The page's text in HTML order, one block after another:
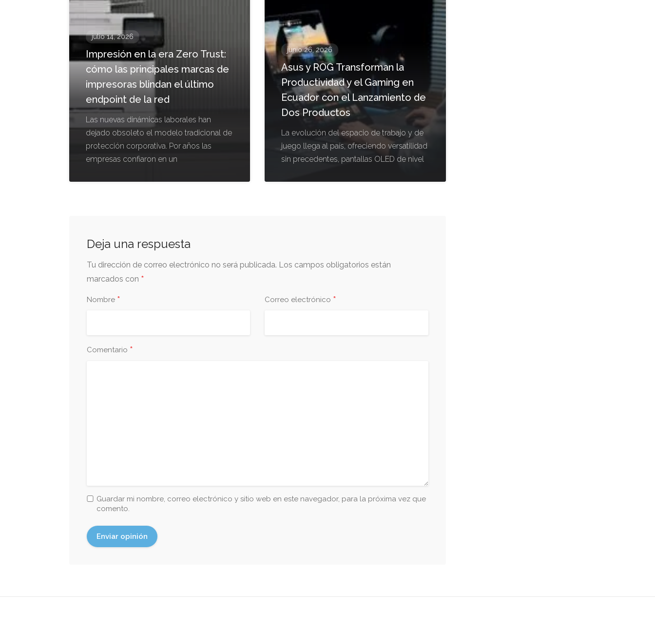
julio 14, 2026
Impresión en la era Zero Trust:
cómo las principales marcas de
impresoras blindan el último
endpoint de la red
Las nuevas dinámicas laborales han
dejado obsoleto el modelo tradicional de
protección corporativa. Por años las
empresas confiaron en un
junio 26, 2026
Asus y ROG Transforman la
Productividad y el Gaming en
Ecuador con el Lanzamiento de
Dos Productos
La evolución del espacio de trabajo y de
juego llega al país, ofreciendo versatilidad
sin precedentes, pantallas OLED de nivel
Deja una respuesta
Tu dirección de correo electrónico no será publicada. Los campos obligatorios están
marcados con *
Nombre * Correo electrónico *
Comentario *
Guardar mi nombre, correo electrónico y sitio web en este navegador, para la próxima vez que
comento.